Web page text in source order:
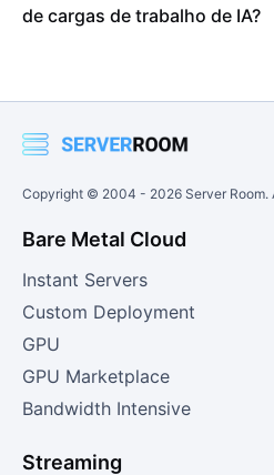
de cargas de trabalho de IA?
Copyright © 2004 - 2026 Server Room.
Bare Metal Cloud
Instant Servers
Custom Deployment
GPU
GPU Marketplace
Bandwidth Intensive
Streaming